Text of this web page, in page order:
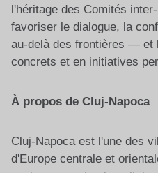
l'héritage des Comités
favoriser le dialogue, la
au-delà des frontières — et
concrets et en initiatives
À propos de Cluj-Napoca
Cluj-Napoca est l'une des
d'Europe centrale et